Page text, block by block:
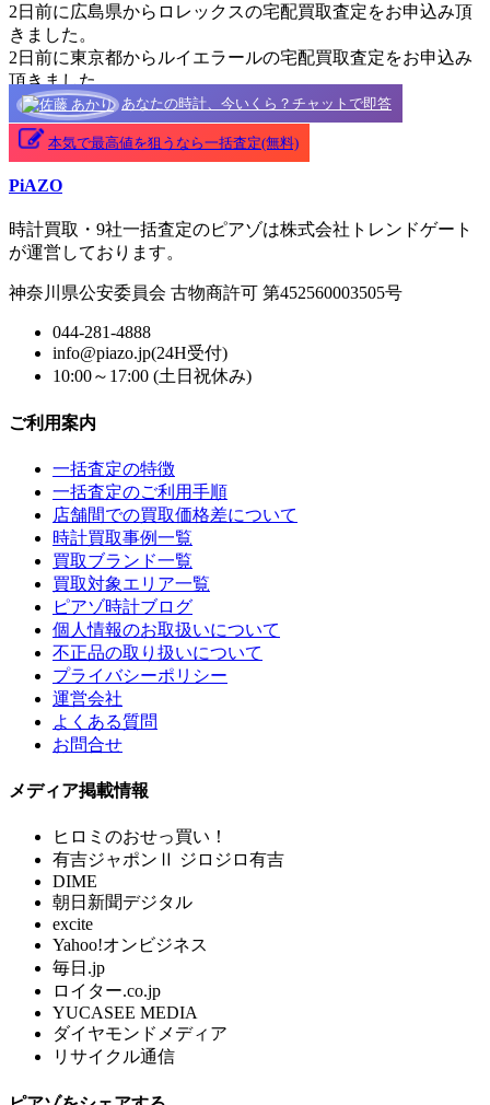
2日前に広島県からロレックスの宅配買取査定をお申込み頂
きました。
2日前に東京都からルイエラールの宅配買取査定をお申込み
頂きました。
あなたの時計、今いくら？チャットで即答
本気で最高値を狙うなら一括査定(無料)
PiAZO
時計買取・9社一括査定のピアゾは株式会社トレンドゲート
が運営しております。
神奈川県公安委員会 古物商許可 第452560003505号
044-281-4888
info@piazo.jp(24H受付)
10:00～17:00 (土日祝休み)
ご利用案内
一括査定の特徴
一括査定のご利用手順
店舗間での買取価格差について
時計買取事例一覧
買取ブランド一覧
買取対象エリア一覧
ピアゾ時計ブログ
個人情報のお取扱いについて
不正品の取り扱いについて
プライバシーポリシー
運営会社
よくある質問
お問合せ
メディア掲載情報
ヒロミのおせっ買い！
有吉ジャポンⅡ ジロジロ有吉
DIME
朝日新聞デジタル
excite
Yahoo!オンビジネス
毎日.jp
ロイター.co.jp
YUCASEE MEDIA
ダイヤモンドメディア
リサイクル通信